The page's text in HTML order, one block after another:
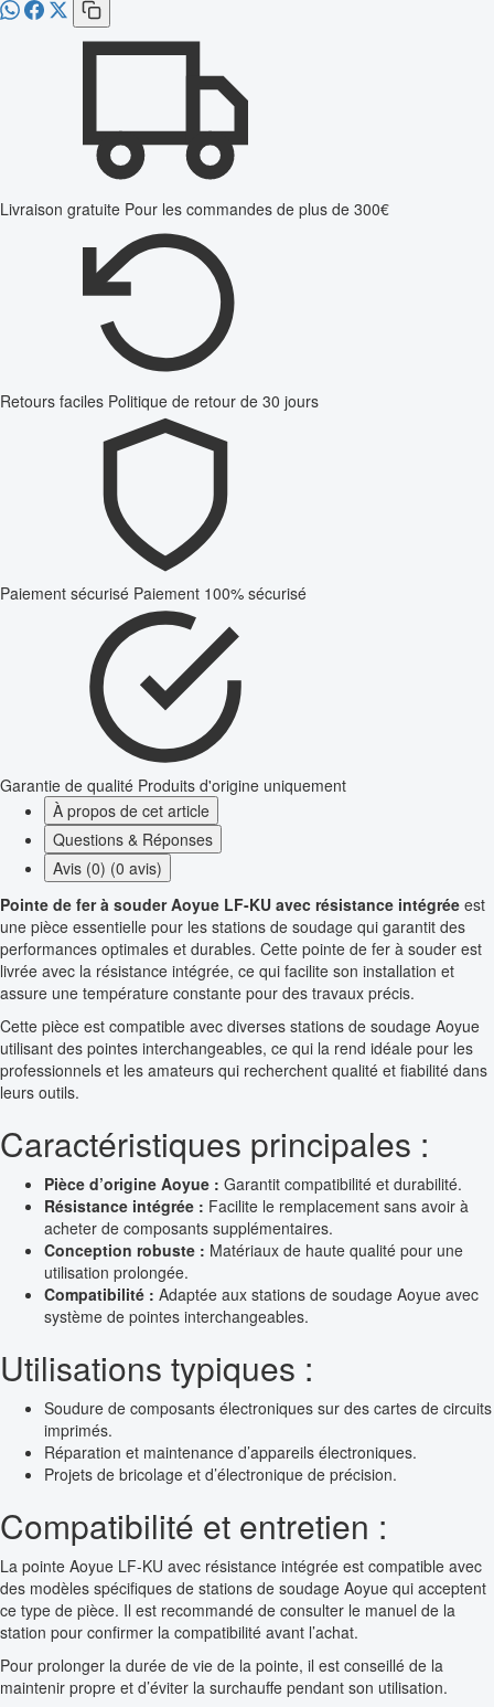
Livraison gratuite Pour les commandes de plus de 300€
Retours faciles Politique de retour de 30 jours
Paiement sécurisé Paiement 100% sécurisé
Garantie de qualité Produits d'origine uniquement
À propos de cet article
Questions & Réponses
Avis (0) (0 avis)
Pointe de fer à souder Aoyue LF-KU avec résistance intégrée est
une pièce essentielle pour les stations de soudage qui garantit des
performances optimales et durables. Cette pointe de fer à souder est
livrée avec la résistance intégrée, ce qui facilite son installation et
assure une température constante pour des travaux précis.
Cette pièce est compatible avec diverses stations de soudage Aoyue
utilisant des pointes interchangeables, ce qui la rend idéale pour les
professionnels et les amateurs qui recherchent qualité et fiabilité dans
leurs outils.
Caractéristiques principales :
Pièce d’origine Aoyue : Garantit compatibilité et durabilité.
Résistance intégrée : Facilite le remplacement sans avoir à
acheter de composants supplémentaires.
Conception robuste : Matériaux de haute qualité pour une
utilisation prolongée.
Compatibilité : Adaptée aux stations de soudage Aoyue avec
système de pointes interchangeables.
Utilisations typiques :
Soudure de composants électroniques sur des cartes de circuits
imprimés.
Réparation et maintenance d’appareils électroniques.
Projets de bricolage et d’électronique de précision.
Compatibilité et entretien :
La pointe Aoyue LF-KU avec résistance intégrée est compatible avec
des modèles spécifiques de stations de soudage Aoyue qui acceptent
ce type de pièce. Il est recommandé de consulter le manuel de la
station pour confirmer la compatibilité avant l’achat.
Pour prolonger la durée de vie de la pointe, il est conseillé de la
maintenir propre et d’éviter la surchauffe pendant son utilisation.